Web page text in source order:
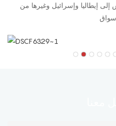
إيطاليا وإسرائيل وغيرها من